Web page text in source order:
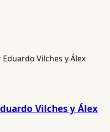
Vilches y Álex